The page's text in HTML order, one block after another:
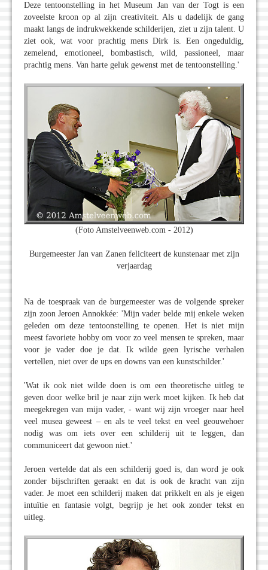
Deze tentoonstelling in het Museum Jan van der Togt is een
zoveelste kroon op al zijn creativiteit. Als u dadelijk de gang
maakt langs de indrukwekkende schilderijen, ziet u zijn talent. U
ziet ook, wat voor prachtig mens Dirk is. Een ongeduldig,
zemelend, emotioneel, bombastisch, wild, passioneel, maar
prachtig mens. Van harte geluk gewenst met de tentoonstelling.'
(Foto Amstelveenweb.com - 2012)
Burgemeester Jan van Zanen feliciteert de kunstenaar met zijn
verjaardag
Na de toespraak van de burgemeester was de volgende spreker
zijn zoon Jeroen Annokkée: 'Mijn vader belde mij enkele weken
geleden om deze tentoonstelling te openen. Het is niet mijn
meest favoriete hobby om voor zo veel mensen te spreken, maar
voor je vader doe je dat. Ik wilde geen lyrische verhalen
vertellen, niet over de ups en downs van een kunstschilder.'
'Wat ik ook niet wilde doen is om een theoretische uitleg te
geven door welke bril je naar zijn werk moet kijken. Ik heb dat
meegekregen van mijn vader, - want wij zijn vroeger naar heel
veel musea geweest – en als te veel tekst en veel geouwehoer
nodig was om iets over een schilderij uit te leggen, dan
communiceert dat gewoon niet.'
Jeroen vertelde dat als een schilderij goed is, dan word je ook
zonder bijschriften geraakt en dat is ook de kracht van zijn
vader. Je moet een schilderij maken dat prikkelt en als je eigen
intuïtie en fantasie volgt, begrijp je het ook zonder tekst en
uitleg.